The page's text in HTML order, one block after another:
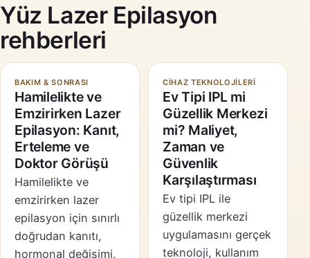
Yüz Lazer Epilasyon
rehberleri
BAKIM & SONRASI
Hamilelikte ve
Emzirirken Lazer
Epilasyon: Kanıt,
Erteleme ve
Doktor Görüşü
Hamilelikte ve
emzirirken lazer
epilasyon için sınırlı
doğrudan kanıtı,
hormonal değişimi,
CIHAZ TEKNOLOJILERI
Ev Tipi IPL mi
Güzellik Merkezi
mi? Maliyet,
Zaman ve
Güvenlik
Karşılaştırması
Ev tipi IPL ile
güzellik merkezi
uygulamasını gerçek
teknoloji, kullanım